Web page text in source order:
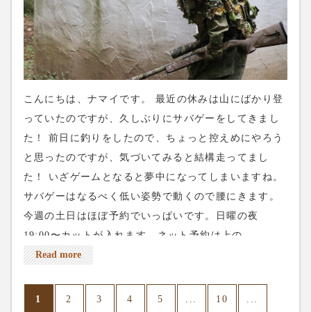
こんにちは、ナマイです。 最近の休みは山にばかり登
っていたのですが、久しぶりにサバゲーをしてきまし
た！ 前日に釣りをしたので、ちょっと控えめにやろう
と思ったのですが、気づいてみると結構走ってまし
た！ いざゲームとなると夢中になってしまいますね。
サバゲーはなるべく低い姿勢で動くので腰にきます。
今週の土日はほぼ予約でいっぱいです。日曜の夜
19:00〜カットが入れます。ネット予約は上の
reservationから、電話予約は03-5284-8672、よろしく
Read more
1 2 3 4 5 10